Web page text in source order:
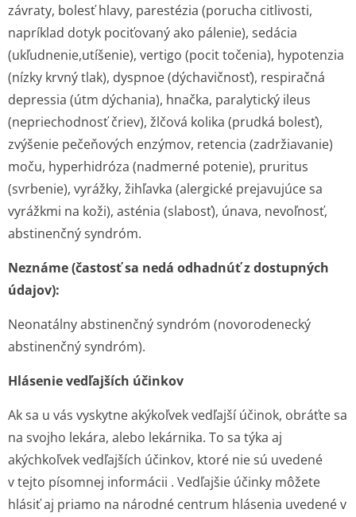
závraty, bolesť hlavy, parestézia (porucha citlivosti,
napríklad dotyk pociťovaný ako pálenie), sedácia
(ukľudnenie,u­tíšenie), vertigo (pocit točenia), hypotenzia
(nízky krvný tlak), dyspnoe (dýchavičnosť), respiračná
depressia (útm dýchania), hnačka, paralytický ileus
(nepriechodnosť čriev), žlčová kolika (prudká bolesť),
zvýšenie pečeňových enzýmov, retencia (zadržiavanie)
moču, hyperhidróza (nadmerné potenie), pruritus
(svrbenie), vyrážky, žihľavka (alergické prejavujúce sa
vyrážkmi na koži), asténia (slabosť), únava, nevoľnosť,
abstinenčný syndróm.
Neznáme (častosť sa nedá odhadnúť z dostupných
údajov):
Neonatálny abstinenčný syndróm (novorodenecký
abstinenčný syndróm).
Hlásenie vedľajších účinkov
Ak sa u vás vyskytne akýkoľvek vedľajší účinok, obráťte sa
na svojho lekára, alebo lekárnika. To sa týka aj
akýchkoľvek vedľajších účinkov, ktoré nie sú uvedené
v tejto písomnej informácii . Vedľajšie účinky môžete
hlásiť aj priamo na národné centrum hlásenia uvedené v